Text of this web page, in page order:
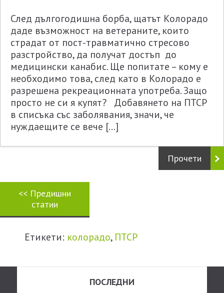
След дългогодишна борба, щатът Колорадо
даде възможност на ветераните, които
страдат от пост-травматично стресово
разстройство, да получат достъп до
медицински канабис. Ще попитате – кому е
необходимо това, след като в Колорадо е
разрешена рекреационната употреба. Защо
просто не си я купят? Добавянето на ПТСР
в списъка със заболявания, значи, че
нуждаещите се вече […]
Прочети
<< Предишни
статии
Етикети: колорадо, ПТСР
ПОСЛЕДНИ